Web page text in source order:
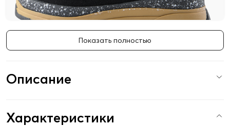
Показать полностью
Описание
Характеристики